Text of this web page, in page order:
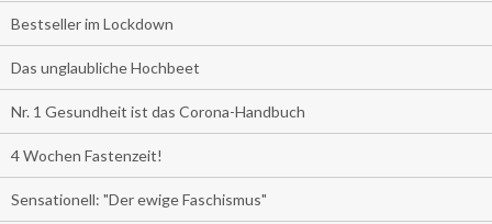
Bestseller im Lockdown
Das unglaubliche Hochbeet
Nr. 1 Gesundheit ist das Corona-Handbuch
4 Wochen Fastenzeit!
Sensationell: "Der ewige Faschismus"